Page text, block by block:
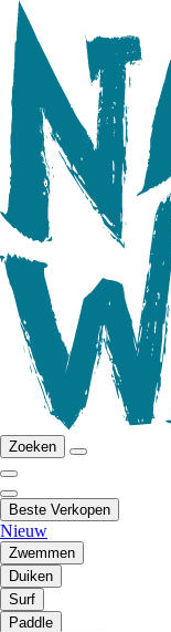
Zoeken
Beste Verkopen
Nieuw
Zwemmen
Duiken
Surf
Paddle